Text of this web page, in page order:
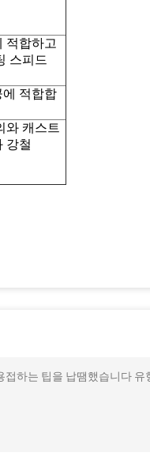
적합하고
스피드
적합합
와 캐스트
강철
하는 팁을 납땜했습니다 유